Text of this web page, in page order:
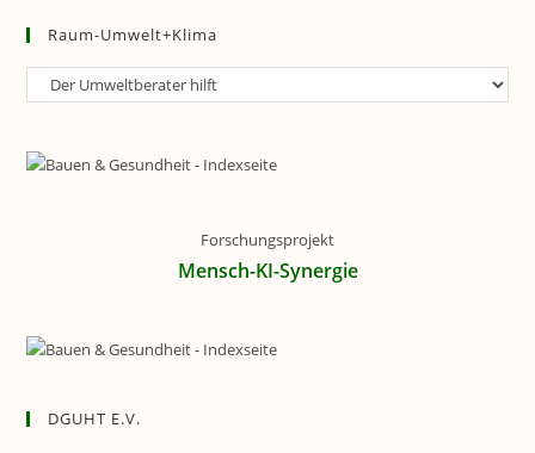
Raum-Umwelt+Klima
Raum-
Forschungsprojekt
Mensch-KI-Synergie
DGUHT E.V.